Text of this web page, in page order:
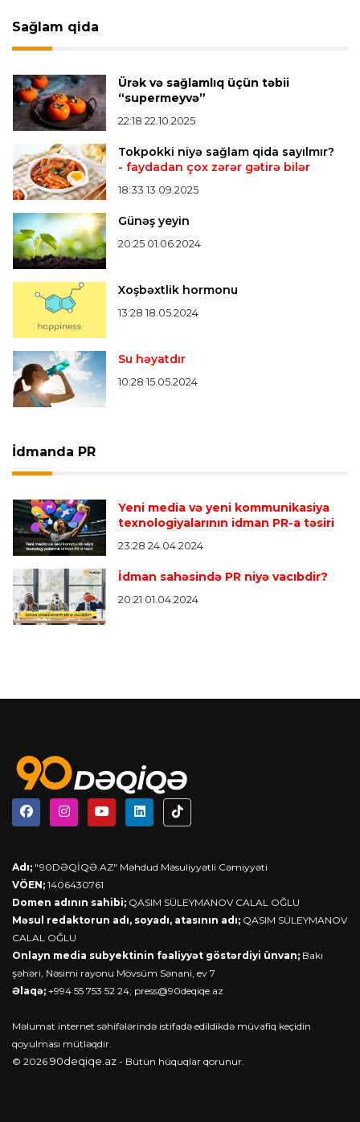
bürünc medalın sahibi müəyyənləşdi
Misli Premyer liqa 16:52 07.08.2026
"Zirə" Namik Ələskərovla yollarını ayırdı
Bütün xəbərlər >>>
Sağlam qida
Ürək və sağlamlıq üçün təbii
“supermeyvə”
22:18 22.10.2025
Tokpokki niyə sağlam qida sayılmır?
- faydadan çox zərər gətirə bilər
18:33 13.09.2025
Günəş yeyin
20:25 01.06.2024
Xoşbəxtlik hormonu
13:28 18.05.2024
Su həyatdır
10:28 15.05.2024
İdmanda PR
Yeni media və yeni kommunikasiya
texnologiyalarının idman PR-a təsiri
23:28 24.04.2024
İdman sahəsində PR niyə vacıbdir?
20:21 01.04.2024
Adı; "90DƏQİQƏ.AZ" Məhdud Məsuliyyətli Cəmiyyəti
VÖEN; 1406430761
Domen adının sahibi; QASIM SÜLEYMANOV CALAL OĞLU
Məsul redaktorun adı, soyadı, atasının adı; QASIM SÜLEYMANOV
CALAL OĞLU
Onlayn media subyektinin fəaliyyət göstərdiyi ünvan; Bakı
şəhəri, Nəsimi rayonu Mövsüm Sənani, ev 7
Əlaqə; +994 55 753 52 24; press@90deqiqe.az
Məlumat internet səhifələrində istifadə edildikdə müvafiq keçidin
qoyulması mütləqdir.
© 2026 90deqiqe.az - Bütün hüquqlar qorunur.